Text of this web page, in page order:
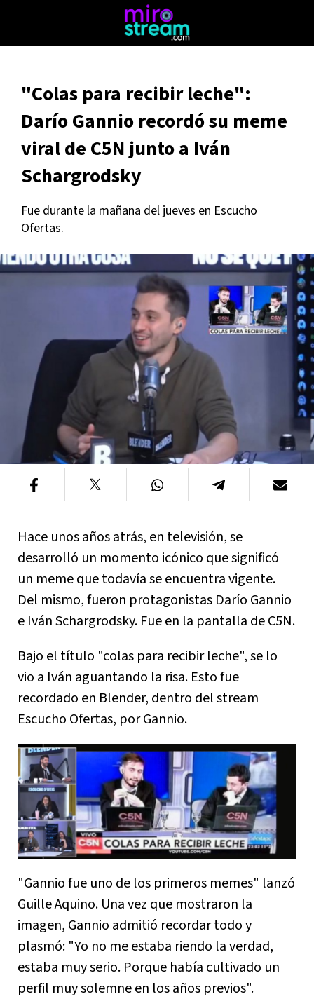
"Colas para recibir leche":
Darío Gannio recordó su meme
viral de C5N junto a Iván
Schargrodsky
Fue durante la mañana del jueves en Escucho
Ofertas.
Hace unos años atrás, en televisión, se
desarrolló un momento icónico que significó
un meme que todavía se encuentra vigente.
Del mismo, fueron protagonistas Darío Gannio
e Iván Schargrodsky. Fue en la pantalla de C5N.
Bajo el título "colas para recibir leche", se lo
vio a Iván aguantando la risa. Esto fue
recordado en Blender, dentro del stream
Escucho Ofertas, por Gannio.
"Gannio fue uno de los primeros memes" lanzó
Guille Aquino. Una vez que mostraron la
imagen, Gannio admitió recordar todo y
plasmó: "Yo no me estaba riendo la verdad,
estaba muy serio. Porque había cultivado un
perfil muy solemne en los años previos".